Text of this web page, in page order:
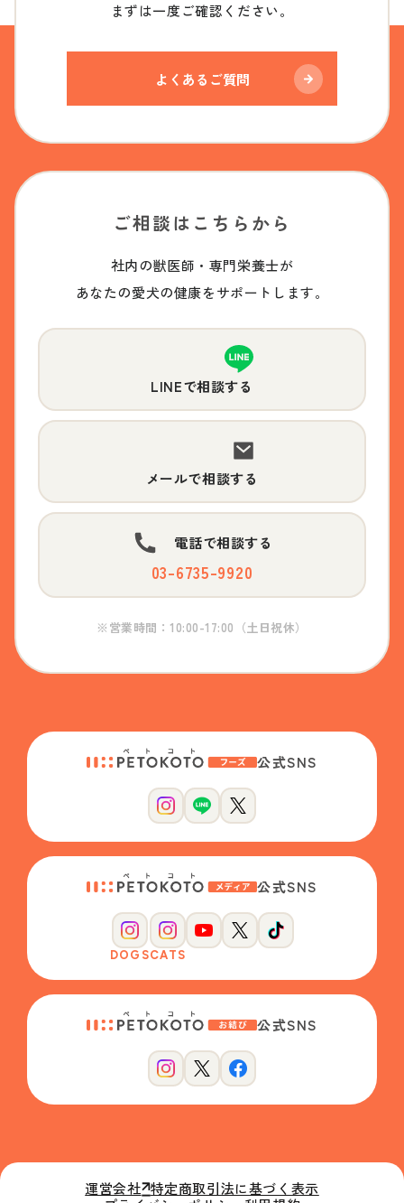
まずは一度ご確認ください。
よくあるご質問
ご相談はこちらから
社内の獣医師・専門栄養士が
あなたの愛犬の健康をサポートします。
LINEで相談する
メールで相談する
電話で相談する
03-6735-9920
※営業時間：10:00-17:00（土日祝休）
公式SNS
公式SNS
DOGSCATS
公式SNS
運営会社 特定商取引法に基づく表示